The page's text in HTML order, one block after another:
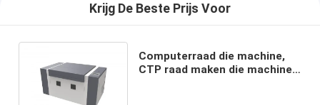
Krijg De Beste Prijs Voor
Computerraad die machine,
CTP raad maken die machine